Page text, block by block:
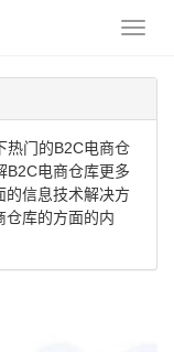
热门的B2C电商仓
B2C电商仓库更多
的信息技术解决方
仓库的方面的内